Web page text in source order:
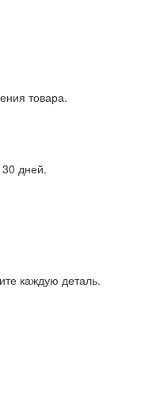
товара.
дней.
каждую деталь.